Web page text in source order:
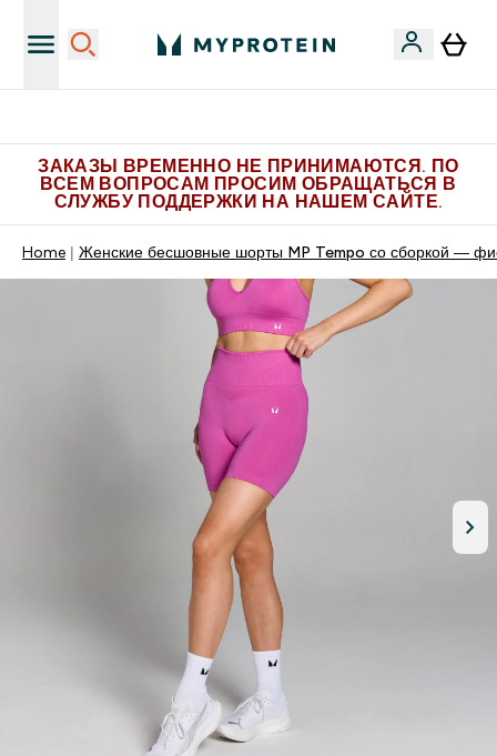
ЗАКАЗЫ ВРЕМЕННО НЕ ПРИНИМАЮТСЯ. ПО
ВСЕМ ВОПРОСАМ ПРОСИМ ОБРАЩАТЬСЯ В
СЛУЖБУ ПОДДЕРЖКИ НА НАШЕМ САЙТЕ.
Home Женские бесшовные шорты MP Tempo со сборкой —